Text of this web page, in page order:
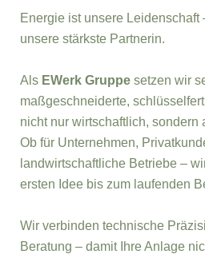
Energie ist unsere Leidenschaft
unsere stärkste Partnerin.
Als EWerk Gruppe setzen wir
maßgeschneiderte,
nicht nur wirtschaftlich, sondern
Ob für Unternehmen,
landwirtschaftliche Betriebe –
ersten Idee bis zum laufenden
Wir verbinden technische
Beratung – damit Ihre Anlage